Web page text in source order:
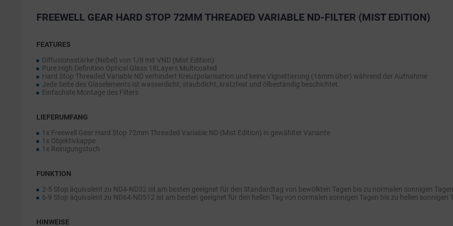
FREEWELL GEAR HARD STOP 72MM THREADED VARIABLE ND-FILTER (MIST EDITION)
FEATURES
Diffusionsstärke (Nebel) von 1/8 mit VND (Mist Edition)
Pure High Definition Optical Glass 18Layers Multicoated
Hard Stop Threaded Variable ND verhindert Kreuzpolarisation und keine Vignettierung (16mm über) während der Aufnahme
Jede Seite des Glaselements ist wasserdicht, staubdicht, kratzfest und ölbeständig beschichtet
Einfachste Montage des Filters
LIEFERUMFANG
1x Freewell Gear Hard Stop 72mm Threaded Variable ND (Mist Edition) in gewählter Variante
1x Objektivkappe
1x Reinigungstuch
FUNKTION
2-5 Stop äquivalent zu ND4-ND32 ist am besten geeignet für den Standardtag von bewölkten Tagen bis zu normalen sonnigen Tagen
6-9 Stop äquivalent zu ND64-ND512 ist am besten geeignet für den hellen Tag von normalen sonnigen Tagen bis zu hellen sonnigen
HINWEISE